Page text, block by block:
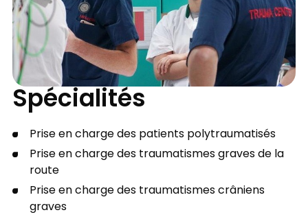
Spécialités
Prise en charge des patients polytraumatisés
Prise en charge des traumatismes graves de la
route
Prise en charge des traumatismes crâniens
graves